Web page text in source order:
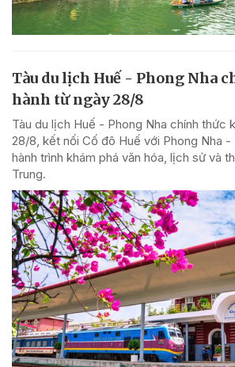
Tàu du lịch Huế - Phong Nha
hành từ ngày 28/8
Tàu du lịch Huế - Phong Nha chính thức
28/8, kết nối Cố đô Huế với Phong Nha -
hành trình khám phá văn hóa, lịch sử và
Trung.